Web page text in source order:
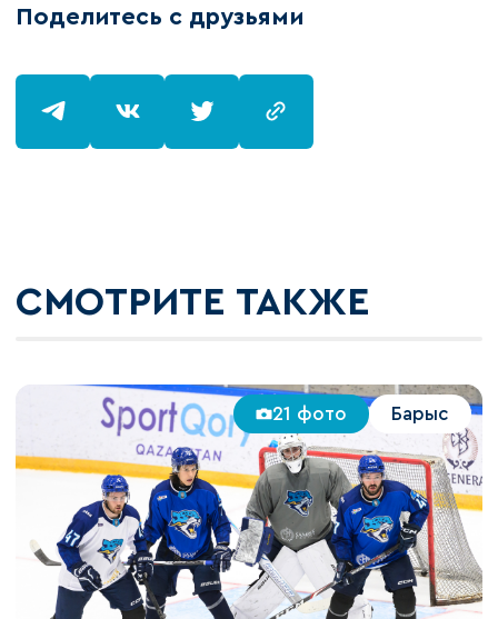
Поделитесь с друзьями
СМОТРИТЕ ТАКЖЕ
21 фото Барыс